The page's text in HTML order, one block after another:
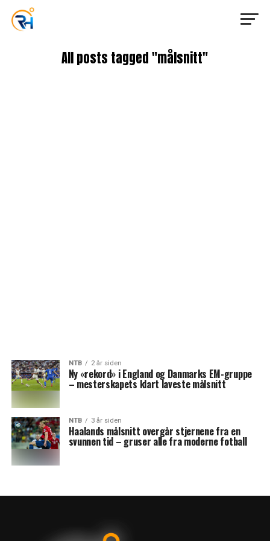
All posts tagged "målsnitt"
NTB 2 år siden
Ny «rekord» i England og Danmarks EM-gruppe
– mesterskapets klart laveste målsnitt
NTB 3 år siden
Haalands målsnitt overgår stjernene fra en
svunnen tid – gruser alle fra moderne fotball